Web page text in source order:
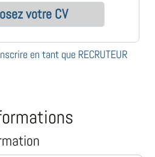
votre CV
en tant que RECRUTEUR